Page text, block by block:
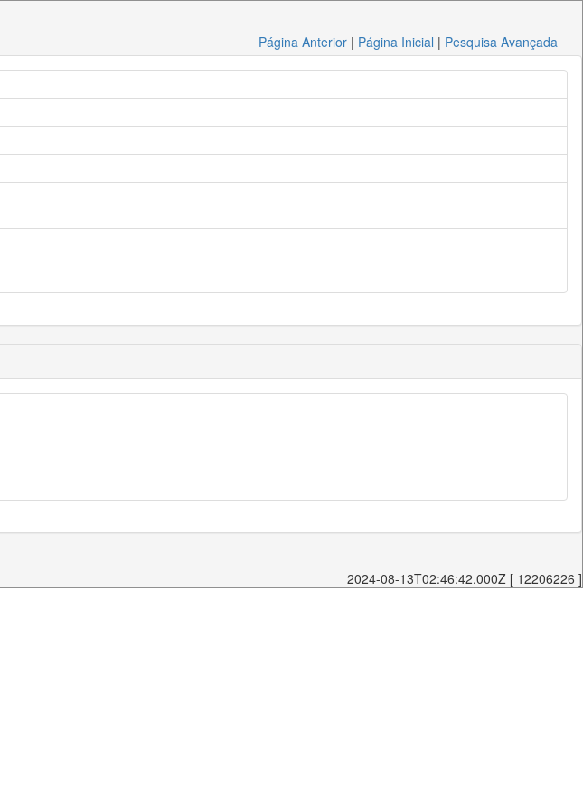
Página Anterior | Página Inicial | Pesquisa Avançada
2024-08-13T02:46:42.000Z [ 12206226 ]